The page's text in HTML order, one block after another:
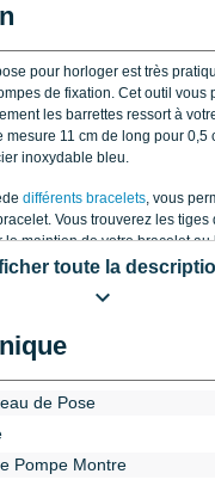
pour horloger est très
de fixation. Cet outil vous
les barrettes ressort à
mesure 11 cm de long pour 0,5
inoxydable bleu.
différents bracelets, vous
Vous trouverez les tiges
le maintien de votre bracelet au
de montre .
indispensable pour le
guides :Changer un bracelet de
toute la
de Pose
Pompe Montre